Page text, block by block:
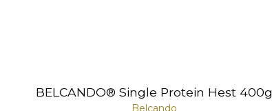
BELCANDO® Single Protein Hest 400g
Belcando